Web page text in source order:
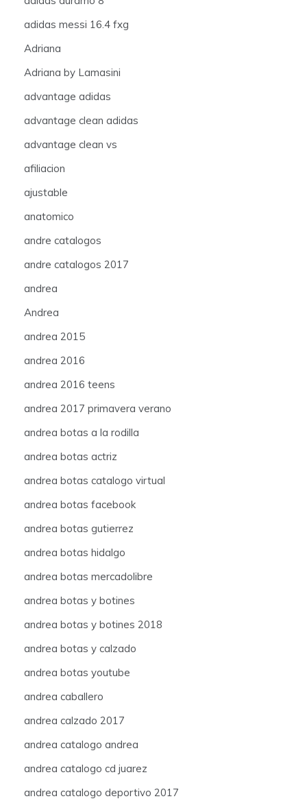
adidas messi 16.4 fxg
Adriana
Adriana by Lamasini
advantage adidas
advantage clean adidas
advantage clean vs
afiliacion
ajustable
anatomico
andre catalogos
andre catalogos 2017
andrea
Andrea
andrea 2015
andrea 2016
andrea 2016 teens
andrea 2017 primavera verano
andrea botas a la rodilla
andrea botas actriz
andrea botas catalogo virtual
andrea botas facebook
andrea botas gutierrez
andrea botas hidalgo
andrea botas mercadolibre
andrea botas y botines
andrea botas y botines 2018
andrea botas y calzado
andrea botas youtube
andrea caballero
andrea calzado 2017
andrea catalogo andrea
andrea catalogo cd juarez
andrea catalogo deportivo 2017